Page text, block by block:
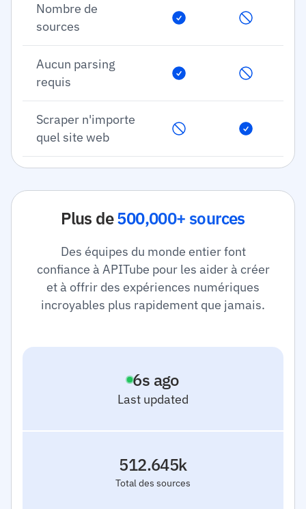
Nombre de
sources
Aucun parsing
requis
Scraper n'importe
quel site web
Plus de500,000+ sources
Des équipes du monde entier font
confiance à APITube pour les aider à créer
et à offrir des expériences numériques
incroyables plus rapidement que jamais.
Last updated
7s ago
Total des sources
512.645k